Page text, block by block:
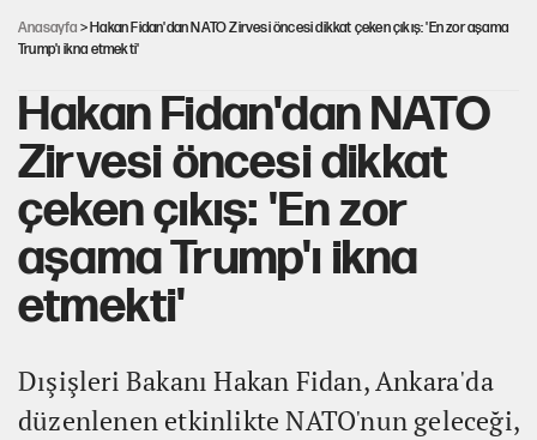
Anasayfa > Hakan Fidan'dan NATO Zirvesi öncesi dikkat çeken çıkış: 'En zor aşama
Trump'ı ikna etmekti'
Hakan Fidan'dan NATO
Zirvesi öncesi dikkat
çeken çıkış: 'En zor
aşama Trump'ı ikna
etmekti'
Dışişleri Bakanı Hakan Fidan, Ankara'da
düzenlenen etkinlikte NATO'nun geleceği,